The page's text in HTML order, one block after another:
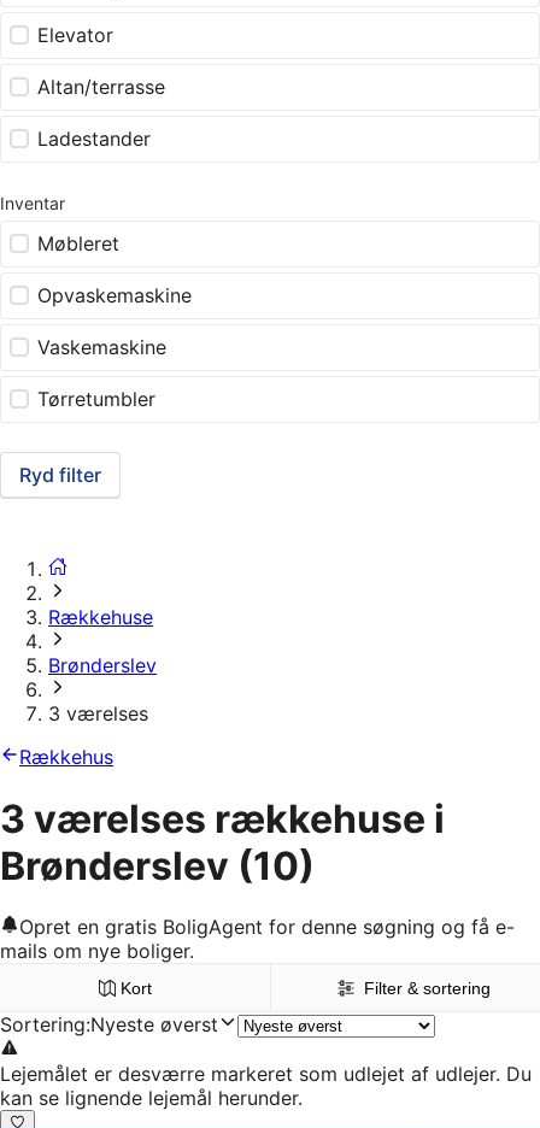
Elevator
Altan/terrasse
Ladestander
Inventar
Møbleret
Opvaskemaskine
Vaskemaskine
Tørretumbler
Ryd filter
Rækkehuse
Brønderslev
3 værelses
Rækkehus
3 værelses rækkehuse i
Brønderslev (10)
Opret en gratis BoligAgent for denne søgning og få e-
mails om nye boliger.
Kort Filter & sortering
Sortering:Nyeste øverst
Lejemålet er desværre markeret som udlejet af udlejer. Du
kan se lignende lejemål herunder.